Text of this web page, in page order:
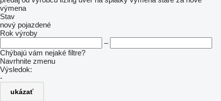
výmena
Stav
nový pojazdené
Rok výroby
–
Chýbajú vám nejaké filtre?
Navrhnite zmenu
Výsledok:
-
ukázať